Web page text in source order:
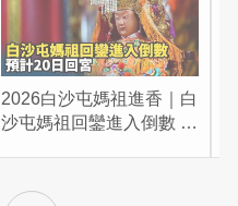
2026白沙屯媽祖進香｜白
沙屯媽祖回鑾進入倒數 預